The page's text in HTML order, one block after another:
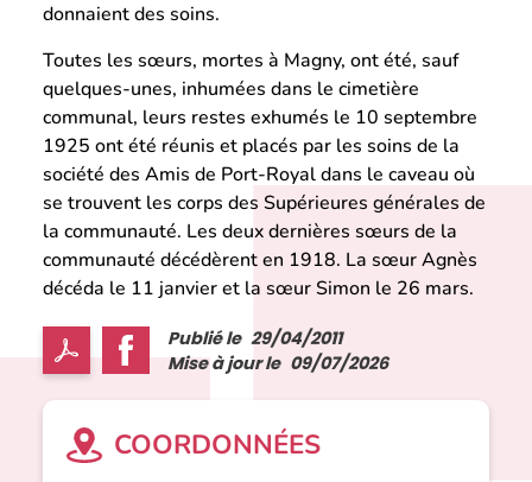
donnaient des soins.
Toutes les sœurs, mortes à Magny, ont été, sauf
quelques-unes, inhumées dans le cimetière
communal, leurs restes exhumés le 10 septembre
1925 ont été réunis et placés par les soins de la
société des Amis de Port-Royal dans le caveau où
se trouvent les corps des Supérieures générales de
la communauté. Les deux dernières sœurs de la
communauté décédèrent en 1918. La sœur Agnès
décéda le 11 janvier et la sœur Simon le 26 mars.
Publié le 29/04/2011
Mise à jour le 09/07/2026
COORDONNÉES